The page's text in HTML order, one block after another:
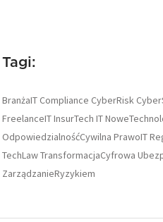
Tagi:
BranżaIT Compliance CyberRisk
FreelanceITInsurTech IT
OdpowiedzialnośćCywilna PrawoIT
TechLawTransformacjaCyfrowa
ZarządzanieRyzykiem